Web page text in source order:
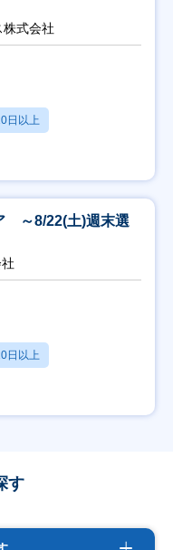
式会社
日以上
～8/22(土)週末選
日以上
す